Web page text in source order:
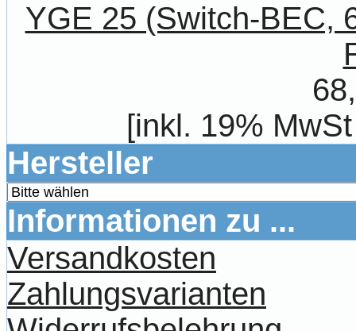
YGE 25 (Switch-BEC,
[inkl. 19%
Hersteller
Informationen zu ...
Versandkosten
Zahlungsvarianten